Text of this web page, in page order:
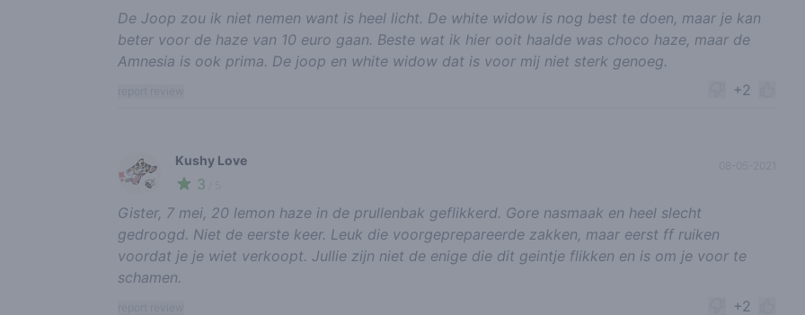
De Joop zou ik niet nemen want is heel licht. De white widow is nog best te doen, maar je kan
beter voor de haze van 10 euro gaan. Beste wat ik hier ooit haalde was choco haze, maar de
Amnesia is ook prima. De joop en white widow dat is voor mij niet sterk genoeg.
+2
🍃
Kushy Love
3
Gister, 7 mei, 20 lemon haze in de prullenbak geflikkerd. Gore nasmaak en heel slecht
gedroogd. Niet de eerste keer. Leuk die voorgeprepareerde zakken, maar eerst ff ruiken
voordat je je wiet verkoopt. Jullie zijn niet de enige die dit geintje flikken en is om je voor te
schamen.
+2